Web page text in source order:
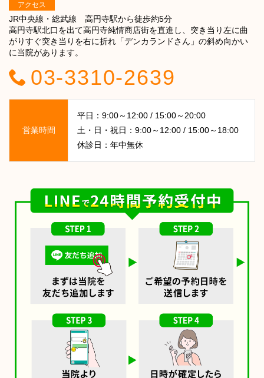
アクセス
JR中央線・総武線 高円寺駅から徒歩約5分
高円寺駅北口を出て高円寺純情商店街を直進し、突き当り左に曲
がりすぐ突き当りを右に折れ「デンカランドさん」の斜め向かい
に当院があります。
03-3310-2639
営業時間
平日：9:00～12:00 / 15:00～20:00
土・日・祝日：9:00～12:00 / 15:00～18:00
休診日：年中無休